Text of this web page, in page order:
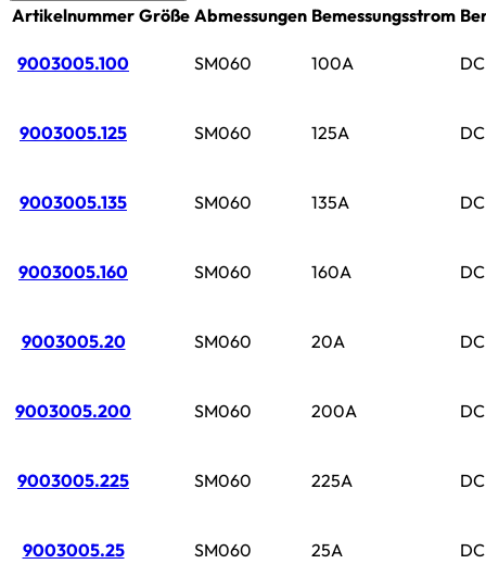
Artikelnummer Größe Abmessungen Bemessungsstrom
9003005.100 SM060 100A
9003005.125 SM060 125A
9003005.135 SM060 135A
9003005.160 SM060 160A
9003005.20 SM060 20A
9003005.200 SM060 200A
9003005.225 SM060 225A
9003005.25 SM060 25A